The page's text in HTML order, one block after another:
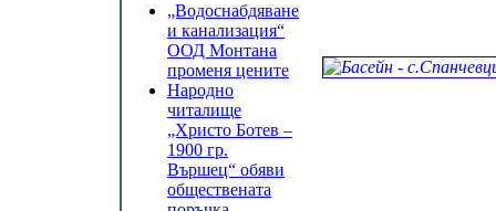
„Водоснабдяване
и канализация“
ООД Монтана
променя цените
Народно
читалище
„Христо Ботев –
1900 гр.
Вършец“ обяви
обществената